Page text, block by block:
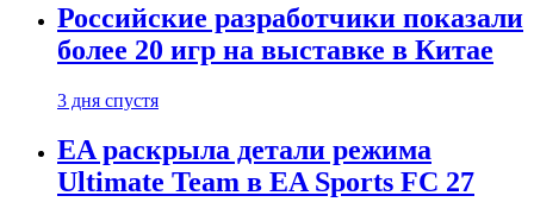
Российские разработчики показали
более 20 игр на выставке в Китае
3 дня спустя
EA раскрыла детали режима
Ultimate Team в EA Sports FC 27